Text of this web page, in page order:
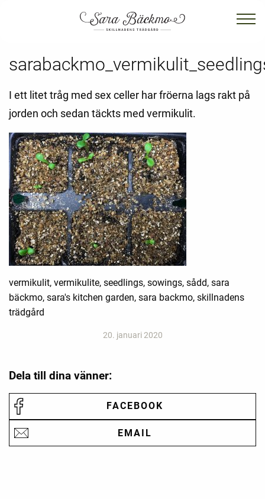
I ett litet tråg med sex celler har fröerna lags rakt på
jorden och sedan täckts med vermikulit.
vermikulit, vermikulite, seedlings, sowings, sådd, sara
bäckmo, sara's kitchen garden, sara backmo, skillnadens
trädgård
20. januari 2020
Dela till dina vänner:
FACEBOOK
EMAIL